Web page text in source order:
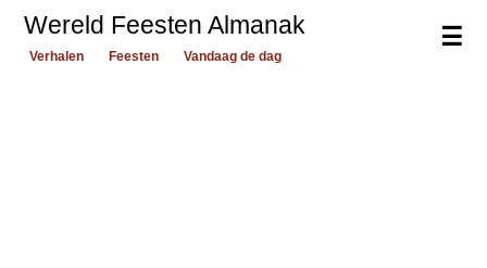
☰
Wereld Feesten Almanak
Verhalen Feesten Vandaag de dag